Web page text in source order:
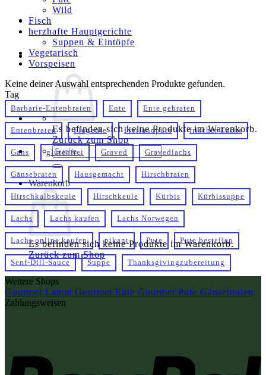
Es befinden sich keine Produkte im Warenkorb.
Zurück zum Shop
Suche
nach:
Warenkorb
Es befinden sich keine Produkte im Warenkorb.
Zurück zum Shop
Wild
Fisch
herzhafte Hauptgerichte
Suppen & Eintöpfe
Vegetarisch
Vorspeisen
Keine deiner Auswahl entsprechenden Produkte gefunden.
Tag
Barbarie-Entenbraten Ente Ente gebraten
Entenbraten Flugente Freilandpute frischer Lachs
Gans glutenfrei Graved Gravedlachs
Gänsebraten Hausgemacht Hirschbraten
Hirschkalbskeule Hirschkeule Kürbis Kürbissuppe
Lachs Lachs kaufen Lachs Norwegen
Lachs online kaufen pikant Pute Pute bestellen
Senf-Dill-Sauce Suppe Thanksgivingzubereitung
Weitere Shops
Gourmet Lamm Gourmet Ente Gourmet Pute Gänsebraten
Zahlungsweisen